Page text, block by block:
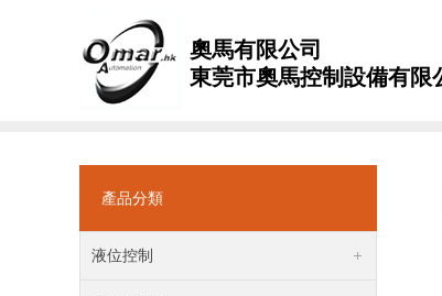
奧馬有限公司
東莞市奧馬控制設備有限
產品分類
液位控制